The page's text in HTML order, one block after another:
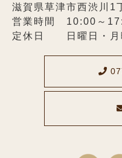
滋賀県草津市西渋川1
営業時間 10:00～
定休日 日曜日・月
メー